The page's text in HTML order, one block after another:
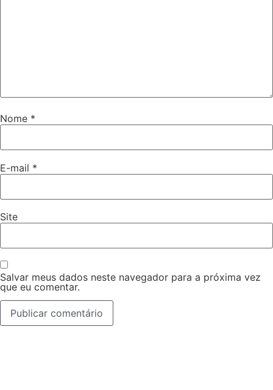
Nome *
E-mail *
Site
Salvar meus dados neste navegador para a próxima vez
que eu comentar.